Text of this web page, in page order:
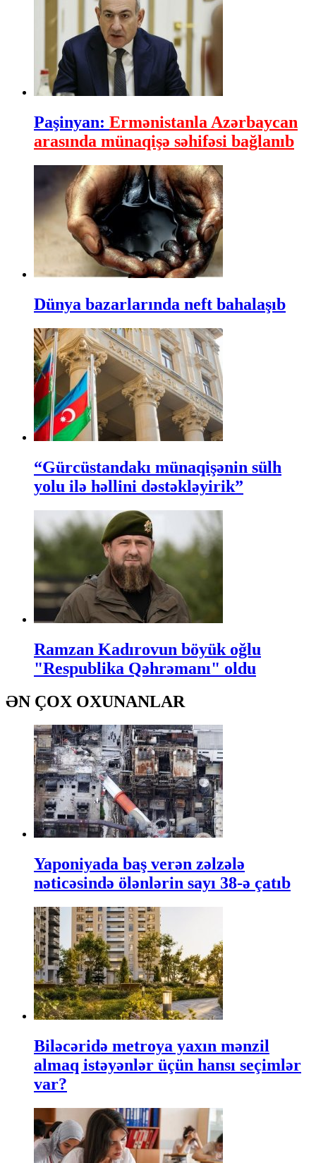
Paşinyan: Ermənistanla Azərbaycan
arasında münaqişə səhifəsi bağlanıb
Dünya bazarlarında neft bahalaşıb
“Gürcüstandakı münaqişənin sülh
yolu ilə həllini dəstəkləyirik”
Ramzan Kadırovun böyük oğlu
"Respublika Qəhrəmanı" oldu
ƏN ÇOX OXUNANLAR
Yaponiyada baş verən zəlzələ
nəticəsində ölənlərin sayı 38-ə çatıb
Biləcəridə metroya yaxın mənzil
almaq istəyənlər üçün hansı seçimlər
var?